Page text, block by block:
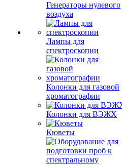
Генераторы нулевого
воздуха
Лампы для
спектроскопии
Колонки для газовой
хроматографии
Колонки для ВЭЖХ
Кюветы